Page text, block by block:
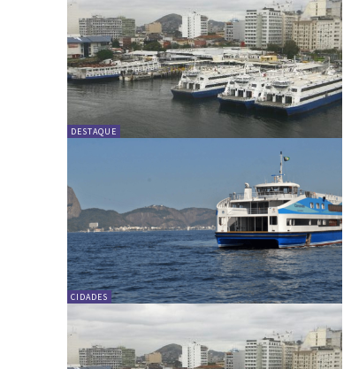
DESTAQUE
CIDADES